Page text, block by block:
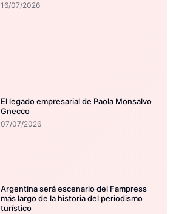
16/07/2026
El legado empresarial de Paola Monsalvo
Gnecco
07/07/2026
Argentina será escenario del Fampress
más largo de la historia del periodismo
turístico